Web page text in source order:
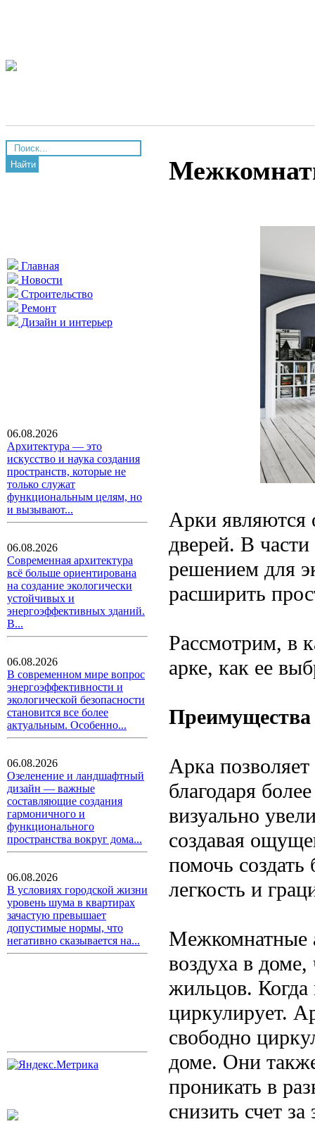
Найти
Главная
Новости
Строительство
Ремонт
Дизайн и интерьер
06.08.2026
Архитектура — это
искусство и наука создания
пространств, которые не
только служат
функциональным целям, но
и вызывают...
06.08.2026
Современная архитектура
всё больше ориентирована
на создание экологически
устойчивых и
энергоэффективных зданий.
В...
06.08.2026
В современном мире вопрос
энергоэффективности и
экологической безопасности
становится все более
актуальным. Особенно...
06.08.2026
Озеленение и ландшафтный
дизайн — важные
составляющие создания
гармоничного и
функционального
пространства вокруг дома...
06.08.2026
В условиях городской жизни
уровень шума в квартирах
зачастую превышает
допустимые нормы, что
негативно сказывается на...
Арки являются
дверей. В
решением для
расширить
Рассмотрим, в
арке, как ее
Преимущества
Арка
благодаря
визуально
создавая
помочь
легкость и
Межкомнатные
воздуха в
жильцов. Когда
циркулирует.
свободно
доме. Они
проникать в
снизить счет за